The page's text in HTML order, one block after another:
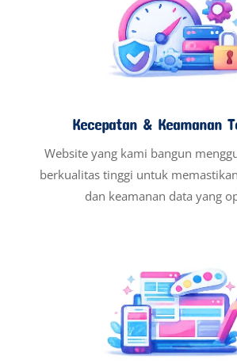
Kecepatan & Keamanan
Website yang kami bangun
berkualitas tinggi untuk
dan keamanan data yang